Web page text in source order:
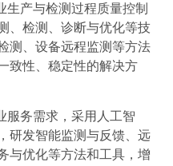
生产与检测过程质量控制
、检测、诊断与优化等技
测、设备远程监测等方法
致性、稳定性的解决方
服务需求，采用人工智
研发智能监测与反馈、远
与优化等方法和工具，增